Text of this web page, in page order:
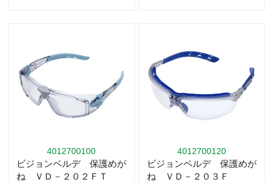
4012700100
ビジョンベルデ 保護めが
ね ＶＤ－２０２ＦＴ
4012700120
ビジョンベルデ 保護めが
ね ＶＤ－２０３Ｆ